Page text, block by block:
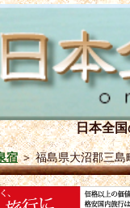
日本全
宿＞福島県大沼郡三島